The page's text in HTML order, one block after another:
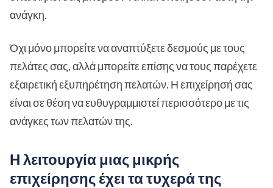
ανάγκη.
Όχι μόνο μπορείτε να αναπτύξετε δεσμούς με τους
πελάτες σας, αλλά μπορείτε επίσης να τους παρέχετε
εξαιρετική εξυπηρέτηση πελατών. Η επιχείρησή σας
είναι σε θέση να ευθυγραμμιστεί περισσότερο με τις
ανάγκες των πελατών της.
Η λειτουργία μιας μικρής
επιχείρησης έχει τα τυχερά της